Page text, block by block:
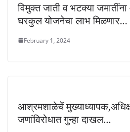
विमुक्त जाती व भटक्या
घरकुल योजनेचा लाभ मिळणार…
February 1, 2024
आश्रमशाळेचें
जणांविरोधात गुन्हा दाखल…